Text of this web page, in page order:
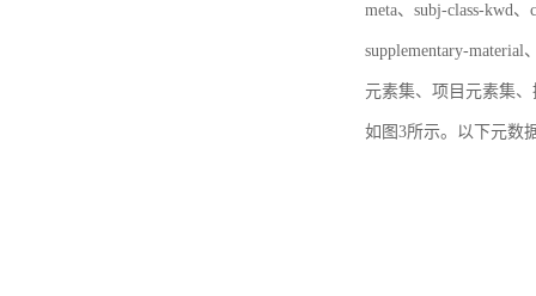
meta、subj-class-kwd
supplementary-
元素集、项目元素集
如图3所示。以下元数